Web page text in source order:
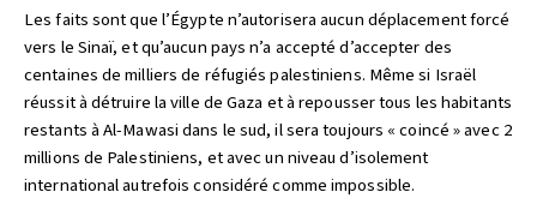
Les faits sont que l’Égypte n’autorisera aucun déplacement forcé
vers le Sinaï, et qu’aucun pays n’a accepté d’accepter des
centaines de milliers de réfugiés palestiniens. Même si Israël
réussit à détruire la ville de Gaza et à repousser tous les habitants
restants à Al-Mawasi dans le sud, il sera toujours « coincé » avec 2
millions de Palestiniens, et avec un niveau d’isolement
international autrefois considéré comme impossible.